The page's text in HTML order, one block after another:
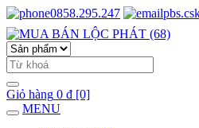
0858.295.247
Giỏ hàng 0 đ [0]
MENU